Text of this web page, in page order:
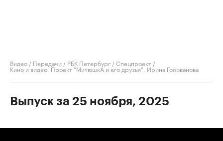
Видео / Передачи / РБК Петербург / Спецпроект /
Кино и видео. Проект "МитюшкА и его друзья". Ирина Голованова
Выпуск за 25 ноября, 2025